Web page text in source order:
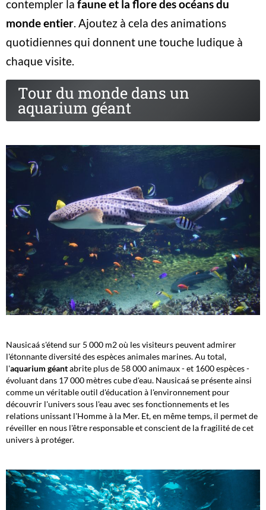
contempler la faune et la flore des océans du
monde entier. Ajoutez à cela des animations
quotidiennes qui donnent une touche ludique à
chaque visite.
Tour du monde dans un
aquarium géant
Nausicaá s'étend sur 5 000 m2 où les visiteurs peuvent admirer
l'étonnante diversité des espèces animales marines. Au total,
l'aquarium géantabrite plus de 58 000 animaux - et 1600 espèces -
évoluant dans 17 000 mètres cube d'eau. Nausicaá se présente ainsi
comme un véritable outil d'éducation à l'environnement pour
découvrir l'univers sous l'eau avec ses fonctionnements et les
relations unissant l'Homme à la Mer. Et, en même temps, il permet de
réveiller en nous l'être responsable et conscient de la fragilité de cet
univers à protéger.